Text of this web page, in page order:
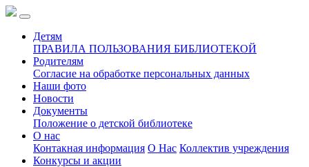
Детям
ПРАВИЛА ПОЛЬЗОВАНИЯ БИБЛИОТЕКОЙ
Родителям
Согласие на обработке персональных данных
Наши фото
Новости
Документы
Положение о детской библиотеке
О нас
Контакная информация О Нас Коллектив учреждения
Конкурсы и акции